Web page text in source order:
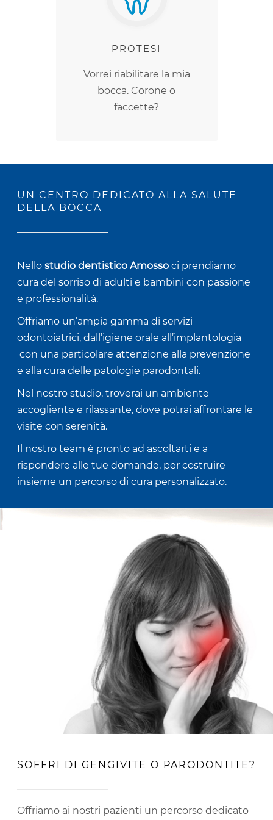
PROTESI
Vorrei riabilitare la mia
bocca. Corone o
faccette?
UN CENTRO DEDICATO ALLA SALUTE
DELLA BOCCA
Nello studio dentistico Amosso ci prendiamo
cura del sorriso di adulti e bambini con passione
e professionalità.
Offriamo un’ampia gamma di servizi
odontoiatrici, dall’igiene orale all’implantologia
con una particolare attenzione alla prevenzione
e alla cura delle patologie parodontali.
Nel nostro studio, troverai un ambiente
accogliente e rilassante, dove potrai affrontare le
visite con serenità.
Il nostro team è pronto ad ascoltarti e a
rispondere alle tue domande, per costruire
insieme un percorso di cura personalizzato.
SOFFRI DI GENGIVITE O PARODONTITE?
Offriamo ai nostri pazienti un percorso dedicato